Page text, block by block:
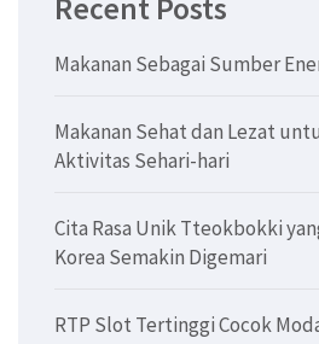
Recent Posts
Makanan Sebagai Sumber
Makanan Sehat dan Lezat
Aktivitas Sehari-hari
Cita Rasa Unik Tteokbokki
Korea Semakin Digemari
RTP Slot Tertinggi Cocok